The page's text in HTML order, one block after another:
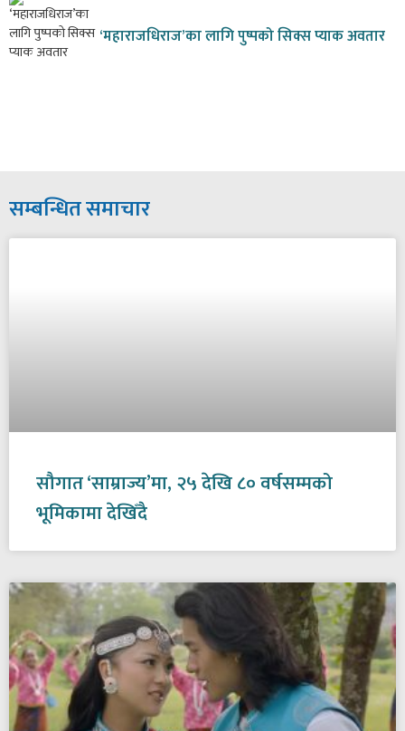
‘महाराजधिराज’का लागि पुष्पको सिक्स प्याक अवतार
सम्बन्धित समाचार
सौगात ‘साम्राज्य’मा, २५ देखि ८० वर्षसम्मको
भूमिकामा देखिँदै